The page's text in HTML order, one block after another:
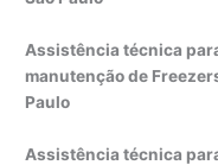
Assistência técnica
manutenção de
Paulo
Assistência técnica